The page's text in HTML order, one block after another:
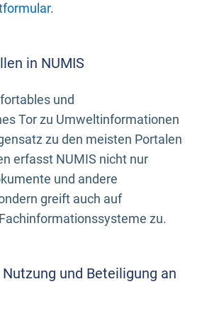
.
in NUMIS
und
Tor zu Umweltinformationen
zu den meisten Portalen
erfasst NUMIS nicht nur
und andere
greift auch auf
zu.
und Beteiligung an